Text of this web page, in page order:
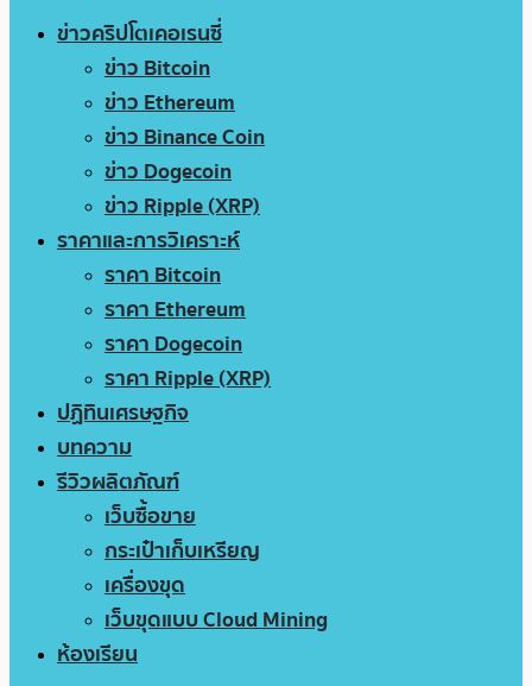
ข่าวคริปโตเคอเรนซี่
ข่าว Bitcoin
ข่าว Ethereum
ข่าว Binance Coin
ข่าว Dogecoin
ข่าว Ripple (XRP)
ราคาและการวิเคราะห์
ราคา Bitcoin
ราคา Ethereum
ราคา Dogecoin
ราคา Ripple (XRP)
ปฏิทินเศรษฐกิจ
บทความ
รีวิวผลิตภัณฑ์
เว็บซื้อขาย
กระเป๋าเก็บเหรียญ
เครื่องขุด
เว็บขุดแบบ Cloud Mining
ห้องเรียน